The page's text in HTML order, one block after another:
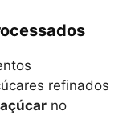
refinados
no